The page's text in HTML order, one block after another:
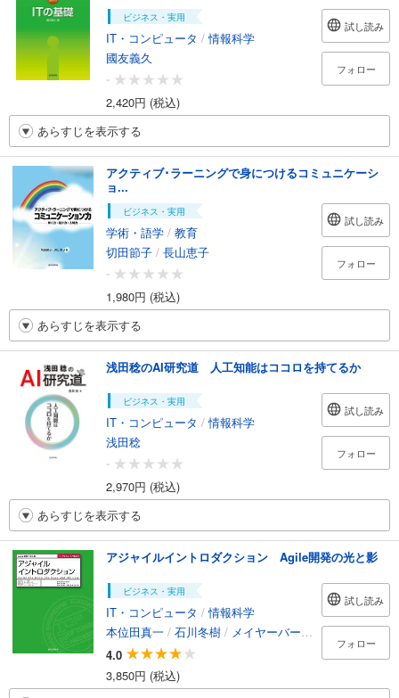
ビジネス・実用
IT・コンピュータ /情報科学
國友義久
-
2,420円 (税込)
試し読み
フォロー
あらすじを表示する
アクティブ･ラーニングで身につけるコミュニケーシ
ョ...
ビジネス・実用
学術・語学 / 教育
切田節子 / 長山恵子
-
1,980円 (税込)
試し読み
フォロー
あらすじを表示する
浅田稔のAI研究道 人工知能はココロを持てるか
ビジネス・実用
IT・コンピュータ /情報科学
浅田稔
-
2,970円 (税込)
試し読み
フォロー
あらすじを表示する
アジャイルイントロダクション Agile開発の光と影
ビジネス・実用
IT・コンピュータ /情報科学
本位田真一 / 石川冬樹 / メイヤーバートランド /土肥拓
4.0
3,850円 (税込)
試し読み
フォロー